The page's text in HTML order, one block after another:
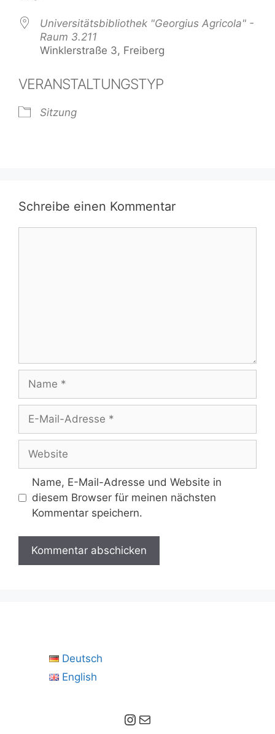
Universitätsbibliothek "Georgius Agricola" -
Raum 3.211
Winklerstraße 3, Freiberg
VERANSTALTUNGSTYP
Sitzung
Schreibe einen Kommentar
Mail-
Adresse
Name, E-Mail-Adresse und Website in
diesem Browser für meinen nächsten
Kommentar speichern.
Deutsch
English
Instagram E-Mail